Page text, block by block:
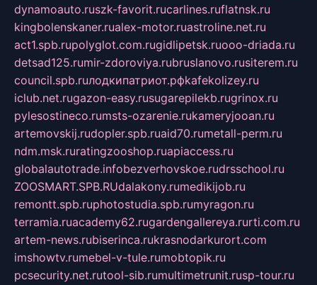
dynamoauto.ruszk-favorit.rucarlines.ruflatnsk.ru
kingbolenskaner.rualex-motor.ruastroline.net.ru
act1.spb.rupolyglot.com.rugidlipetsk.ruooo-driada.ru
detsad125.rumir-zdoroviya.rubruslanovo.rusiterem.ru
council.spb.ruлодкипатриот.рфkafekolizey.ru
iclub.net.rugazon-easy.rusugarepilekb.rugrinox.ru
pylesostineco.rumsts-ozarenie.rukameryjooan.ru
artemovskij.rudopler.spb.ruaid70.rumetall-perm.ru
ndm.msk.ruratingzooshop.ruapiaccess.ru
globalautotrade.infobezverhovskoe.rudrsschool.ru
ZOOSMART.SPB.RUdalakony.rumedikijob.ru
remontt.spb.ruphotostudia.spb.rumyragon.ru
terramia.ruacademy62.rugardengallereya.rurti.com.ru
artem-news.rubiserinca.rukrasnodarkurort.com
imshowtv.rumebel-v-tule.rumobtopik.ru
pcsecurity.net.rutool-sib.rumultimetrunit.rusp-tour.ru